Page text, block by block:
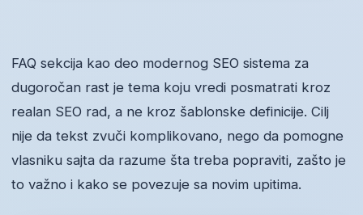
FAQ sekcija kao deo modernog SEO sistema za
dugoročan rast je tema koju vredi posmatrati kroz
realan SEO rad, a ne kroz šablonske definicije. Cilj
nije da tekst zvuči komplikovano, nego da pomogne
vlasniku sajta da razume šta treba popraviti, zašto je
to važno i kako se povezuje sa novim upitima.